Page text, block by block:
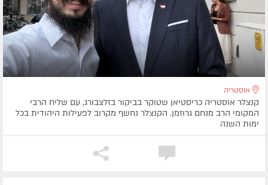
אוסטריה
קנצלר אוסטריה כריסטיאן שטוקר בביקור בזלצבורג, עם שליח הרבי
המקומי הרב מנחם גרוזמן. הקנצלר נחשף מקרוב לפעילות היהודית בכל
ימות השנה